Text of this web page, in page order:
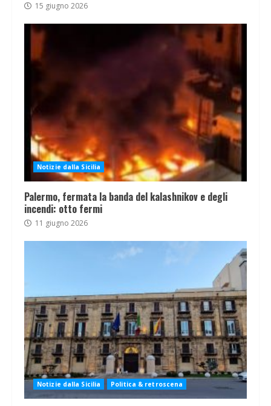
15 giugno 2026
Notizie dalla Sicilia
Palermo, fermata la banda del kalashnikov e degli
incendi: otto fermi
11 giugno 2026
Notizie dalla Sicilia Politica & retroscena